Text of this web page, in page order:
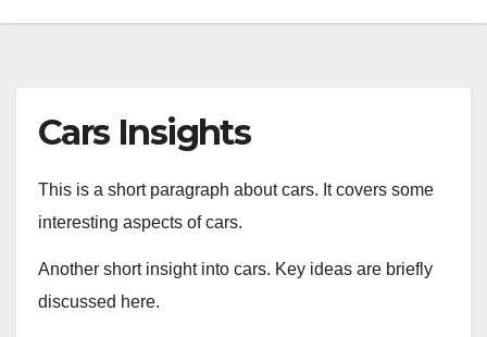
Cars Insights
This is a short paragraph about cars. It covers some
interesting aspects of cars.
Another short insight into cars. Key ideas are briefly
discussed here.